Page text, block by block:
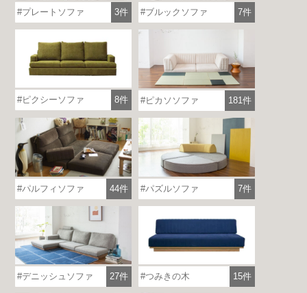
プレートソファ 3件 ブルックソファ 7件
ピクシーソファ 8件 ピカソソファ 181件
パルフィソファ 44件 パズルソファ 7件
デニッシュソファ 27件 つみきの木 15件